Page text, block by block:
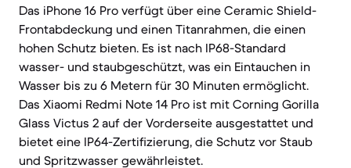
Das iPhone 16 Pro verfügt über eine Ceramic Shield-
Frontabdeckung und einen Titanrahmen, die einen
hohen Schutz bieten. Es ist nach IP68-Standard
wasser- und staubgeschützt, was ein Eintauchen in
Wasser bis zu 6 Metern für 30 Minuten ermöglicht.
Das Xiaomi Redmi Note 14 Pro ist mit Corning Gorilla
Glass Victus 2 auf der Vorderseite ausgestattet und
bietet eine IP64-Zertifizierung, die Schutz vor Staub
und Spritzwasser gewährleistet.